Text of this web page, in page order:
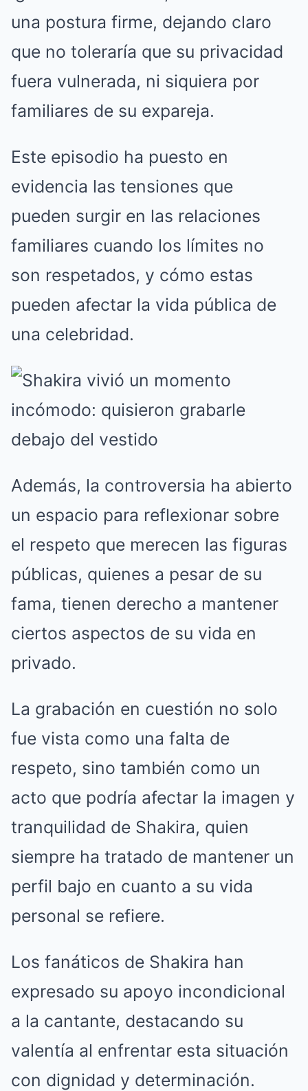
una postura firme, dejando claro
que no toleraría que su privacidad
fuera vulnerada, ni siquiera por
familiares de su expareja.
Este episodio ha puesto en
evidencia las tensiones que
pueden surgir en las relaciones
familiares cuando los límites no
son respetados, y cómo estas
pueden afectar la vida pública de
una celebridad.
Además, la controversia ha abierto
un espacio para reflexionar sobre
el respeto que merecen las figuras
públicas, quienes a pesar de su
fama, tienen derecho a mantener
ciertos aspectos de su vida en
privado.
La grabación en cuestión no solo
fue vista como una falta de
respeto, sino también como un
acto que podría afectar la imagen y
tranquilidad de Shakira, quien
siempre ha tratado de mantener un
perfil bajo en cuanto a su vida
personal se refiere.
Los fanáticos de Shakira han
expresado su apoyo incondicional
a la cantante, destacando su
valentía al enfrentar esta situación
con dignidad y determinación.